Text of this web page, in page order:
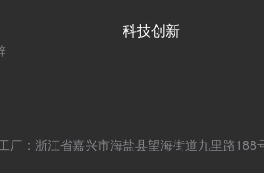
科技创新
厂：浙江省嘉兴市海盐县望海街道九里路188